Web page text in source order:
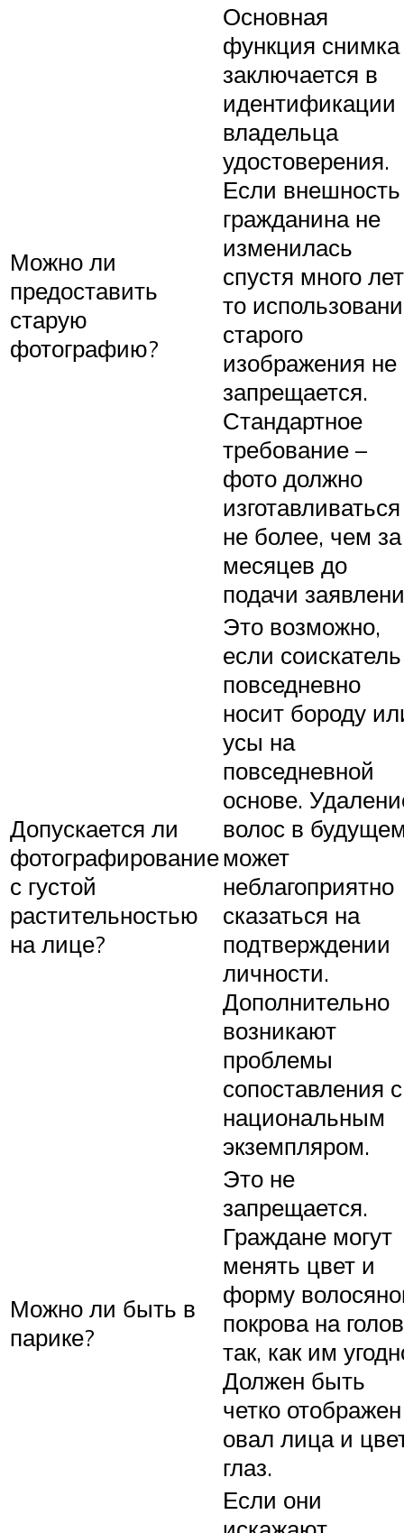
Можно ли
предоставить
старую
фотографию?
Основная
функция снимка
заключается в
идентификации
владельца
удостоверения.
Если внешность
гражданина не
изменилась
спустя много
то
старого
изображения не
запрещается.
Стандартное
требование –
фото должно
изготавливаться
не более, чем
месяцев до
подачи
Допускается ли
фотографирование
с густой
растительностью
на лице?
Это возможно,
если соискатель
повседневно
носит бороду
усы на
повседневной
основе.
волос в
может
неблагоприятно
сказаться на
подтверждении
личности.
Дополнительно
возникают
проблемы
сопоставления с
национальным
экземпляром.
Можно ли быть в
парике?
Это не
запрещается.
Граждане могут
менять цвет и
форму
покрова на
так, как им
Должен быть
четко отображен
овал лица и
глаз.
Если они